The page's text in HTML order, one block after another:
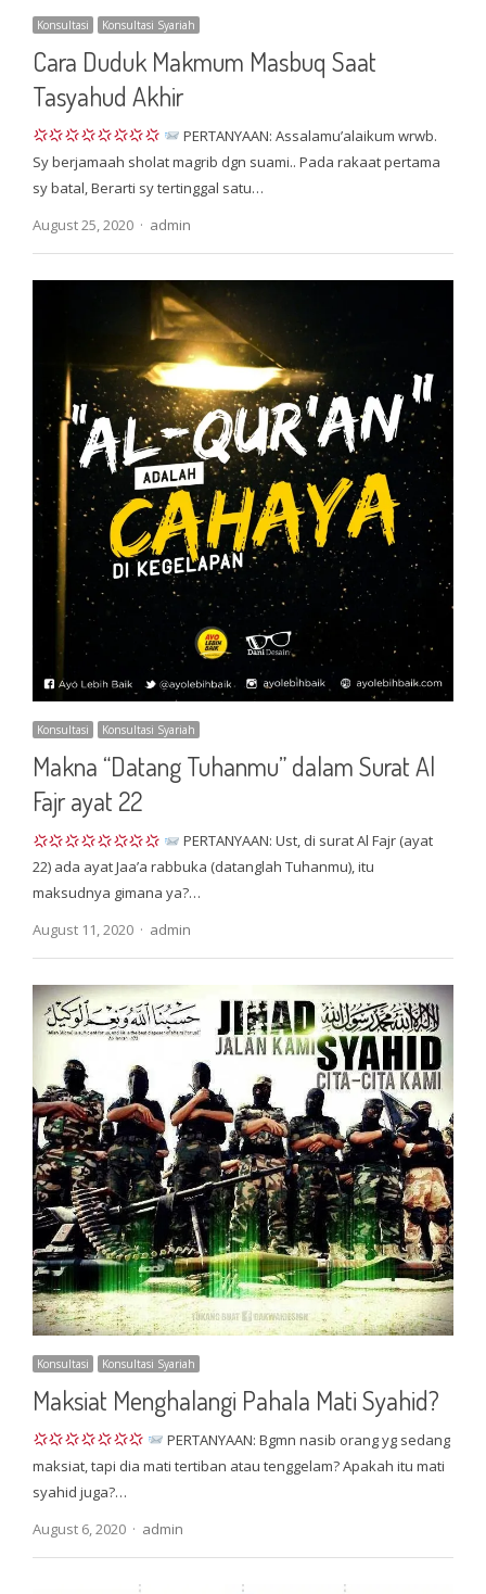
Konsultasi Konsultasi Syariah
Cara Duduk Makmum Masbuq Saat
Tasyahud Akhir
PERTANYAAN: Assalamu’alaikum wrwb.
Sy berjamaah sholat magrib dgn suami.. Pada rakaat pertama
sy batal, Berarti sy tertinggal satu…
August 25, 2020
Author
admin
Konsultasi Konsultasi Syariah
Makna “Datang Tuhanmu” dalam Surat Al
Fajr ayat 22
PERTANYAAN: Ust, di surat Al Fajr (ayat
22) ada ayat Jaa’a rabbuka (datanglah Tuhanmu), itu
maksudnya gimana ya?…
August 11, 2020
Author
admin
Konsultasi Konsultasi Syariah
Maksiat Menghalangi Pahala Mati Syahid?
PERTANYAAN: Bgmn nasib orang yg sedang
maksiat, tapi dia mati tertiban atau tenggelam? Apakah itu mati
syahid juga?…
August 6, 2020
Author
admin